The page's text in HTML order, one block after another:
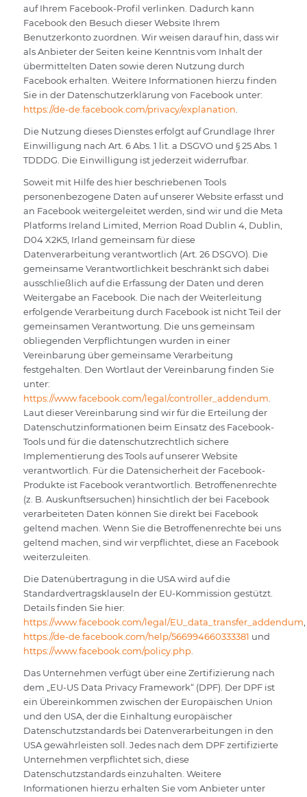
auf Ihrem Facebook-Profil verlinken. Dadurch kann
Facebook den Besuch dieser Website Ihrem
Benutzerkonto zuordnen. Wir weisen darauf hin, dass wir
als Anbieter der Seiten keine Kenntnis vom Inhalt der
übermittelten Daten sowie deren Nutzung durch
Facebook erhalten. Weitere Informationen hierzu finden
Sie in der Datenschutzerklärung von Facebook unter:
https://de-de.facebook.com/privacy/explanation
Die Nutzung dieses Dienstes erfolgt auf Grundlage Ihrer
Einwilligung nach Art. 6 Abs. 1 lit. a DSGVO und § 25 Abs. 1
TDDDG. Die Einwilligung ist jederzeit widerrufbar.
Soweit mit Hilfe des hier beschriebenen Tools
personenbezogene Daten auf unserer Website erfasst und
an Facebook weitergeleitet werden, sind wir und die Meta
Platforms Ireland Limited, Merrion Road Dublin 4, Dublin,
D04 X2K5, Irland gemeinsam für diese
Datenverarbeitung verantwortlich (Art. 26 DSGVO). Die
gemeinsame Verantwortlichkeit beschränkt sich dabei
ausschließlich auf die Erfassung der Daten und deren
Weitergabe an Facebook. Die nach der Weiterleitung
erfolgende Verarbeitung durch Facebook ist nicht Teil der
gemeinsamen Verantwortung. Die uns gemeinsam
obliegenden Verpflichtungen wurden in einer
Vereinbarung über gemeinsame Verarbeitung
festgehalten. Den Wortlaut der Vereinbarung finden Sie
unter:
https://www.facebook.com/legal/controller_addendum
Laut dieser Vereinbarung sind wir für die Erteilung der
Datenschutzinformationen beim Einsatz des Facebook-
Tools und für die datenschutzrechtlich sichere
Implementierung des Tools auf unserer Website
verantwortlich. Für die Datensicherheit der Facebook-
Produkte ist Facebook verantwortlich. Betroffenenrechte
(z. B. Auskunftsersuchen) hinsichtlich der bei Facebook
verarbeiteten Daten können Sie direkt bei Facebook
geltend machen. Wenn Sie die Betroffenenrechte bei uns
geltend machen, sind wir verpflichtet, diese an Facebook
weiterzuleiten.
Die Datenübertragung in die USA wird auf die
Standardvertragsklauseln der EU-Kommission gestützt.
Details finden Sie hier:
https://www.facebook.com/legal/EU_data_transfer_addendum
https://de-de.facebook.com/help/566994660333381 und
https://www.facebook.com/policy.php.
Das Unternehmen verfügt über eine Zertifizierung nach
dem „EU-US Data Privacy Framework“ (DPF). Der DPF ist
ein Übereinkommen zwischen der Europäischen Union
und den USA, der die Einhaltung europäischer
Datenschutzstandards bei Datenverarbeitungen in den
USA gewährleisten soll. Jedes nach dem DPF zertifizierte
Unternehmen verpflichtet sich, diese
Datenschutzstandards einzuhalten. Weitere
Informationen hierzu erhalten Sie vom Anbieter unter